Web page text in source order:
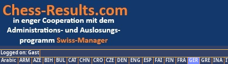
Logged on: Gast
Arabic ARM AZE BIH BUL CAT CHN CRO CZE DEN ENG ESP FAI FIN FRA GER GRE INA